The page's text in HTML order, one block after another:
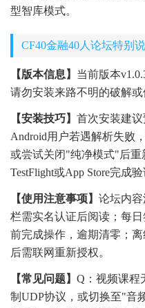
型智库模式。
CF40金融40人论坛特别
【版本信息】 当前版本
请勿安装来路不明的破解或
【安装技巧】 首次安装建议
Android用户若遇解析失败
或尝试关闭"纯净模式"后重
TestFlight或App Store完成验
【使用注意事项】 论坛内
栏需实名认证后阅读；每
前完成操作，逾期清零；
后需联网重新授权。
【常见问题】 Q：视频课程
制UDP协议，或切换至"音